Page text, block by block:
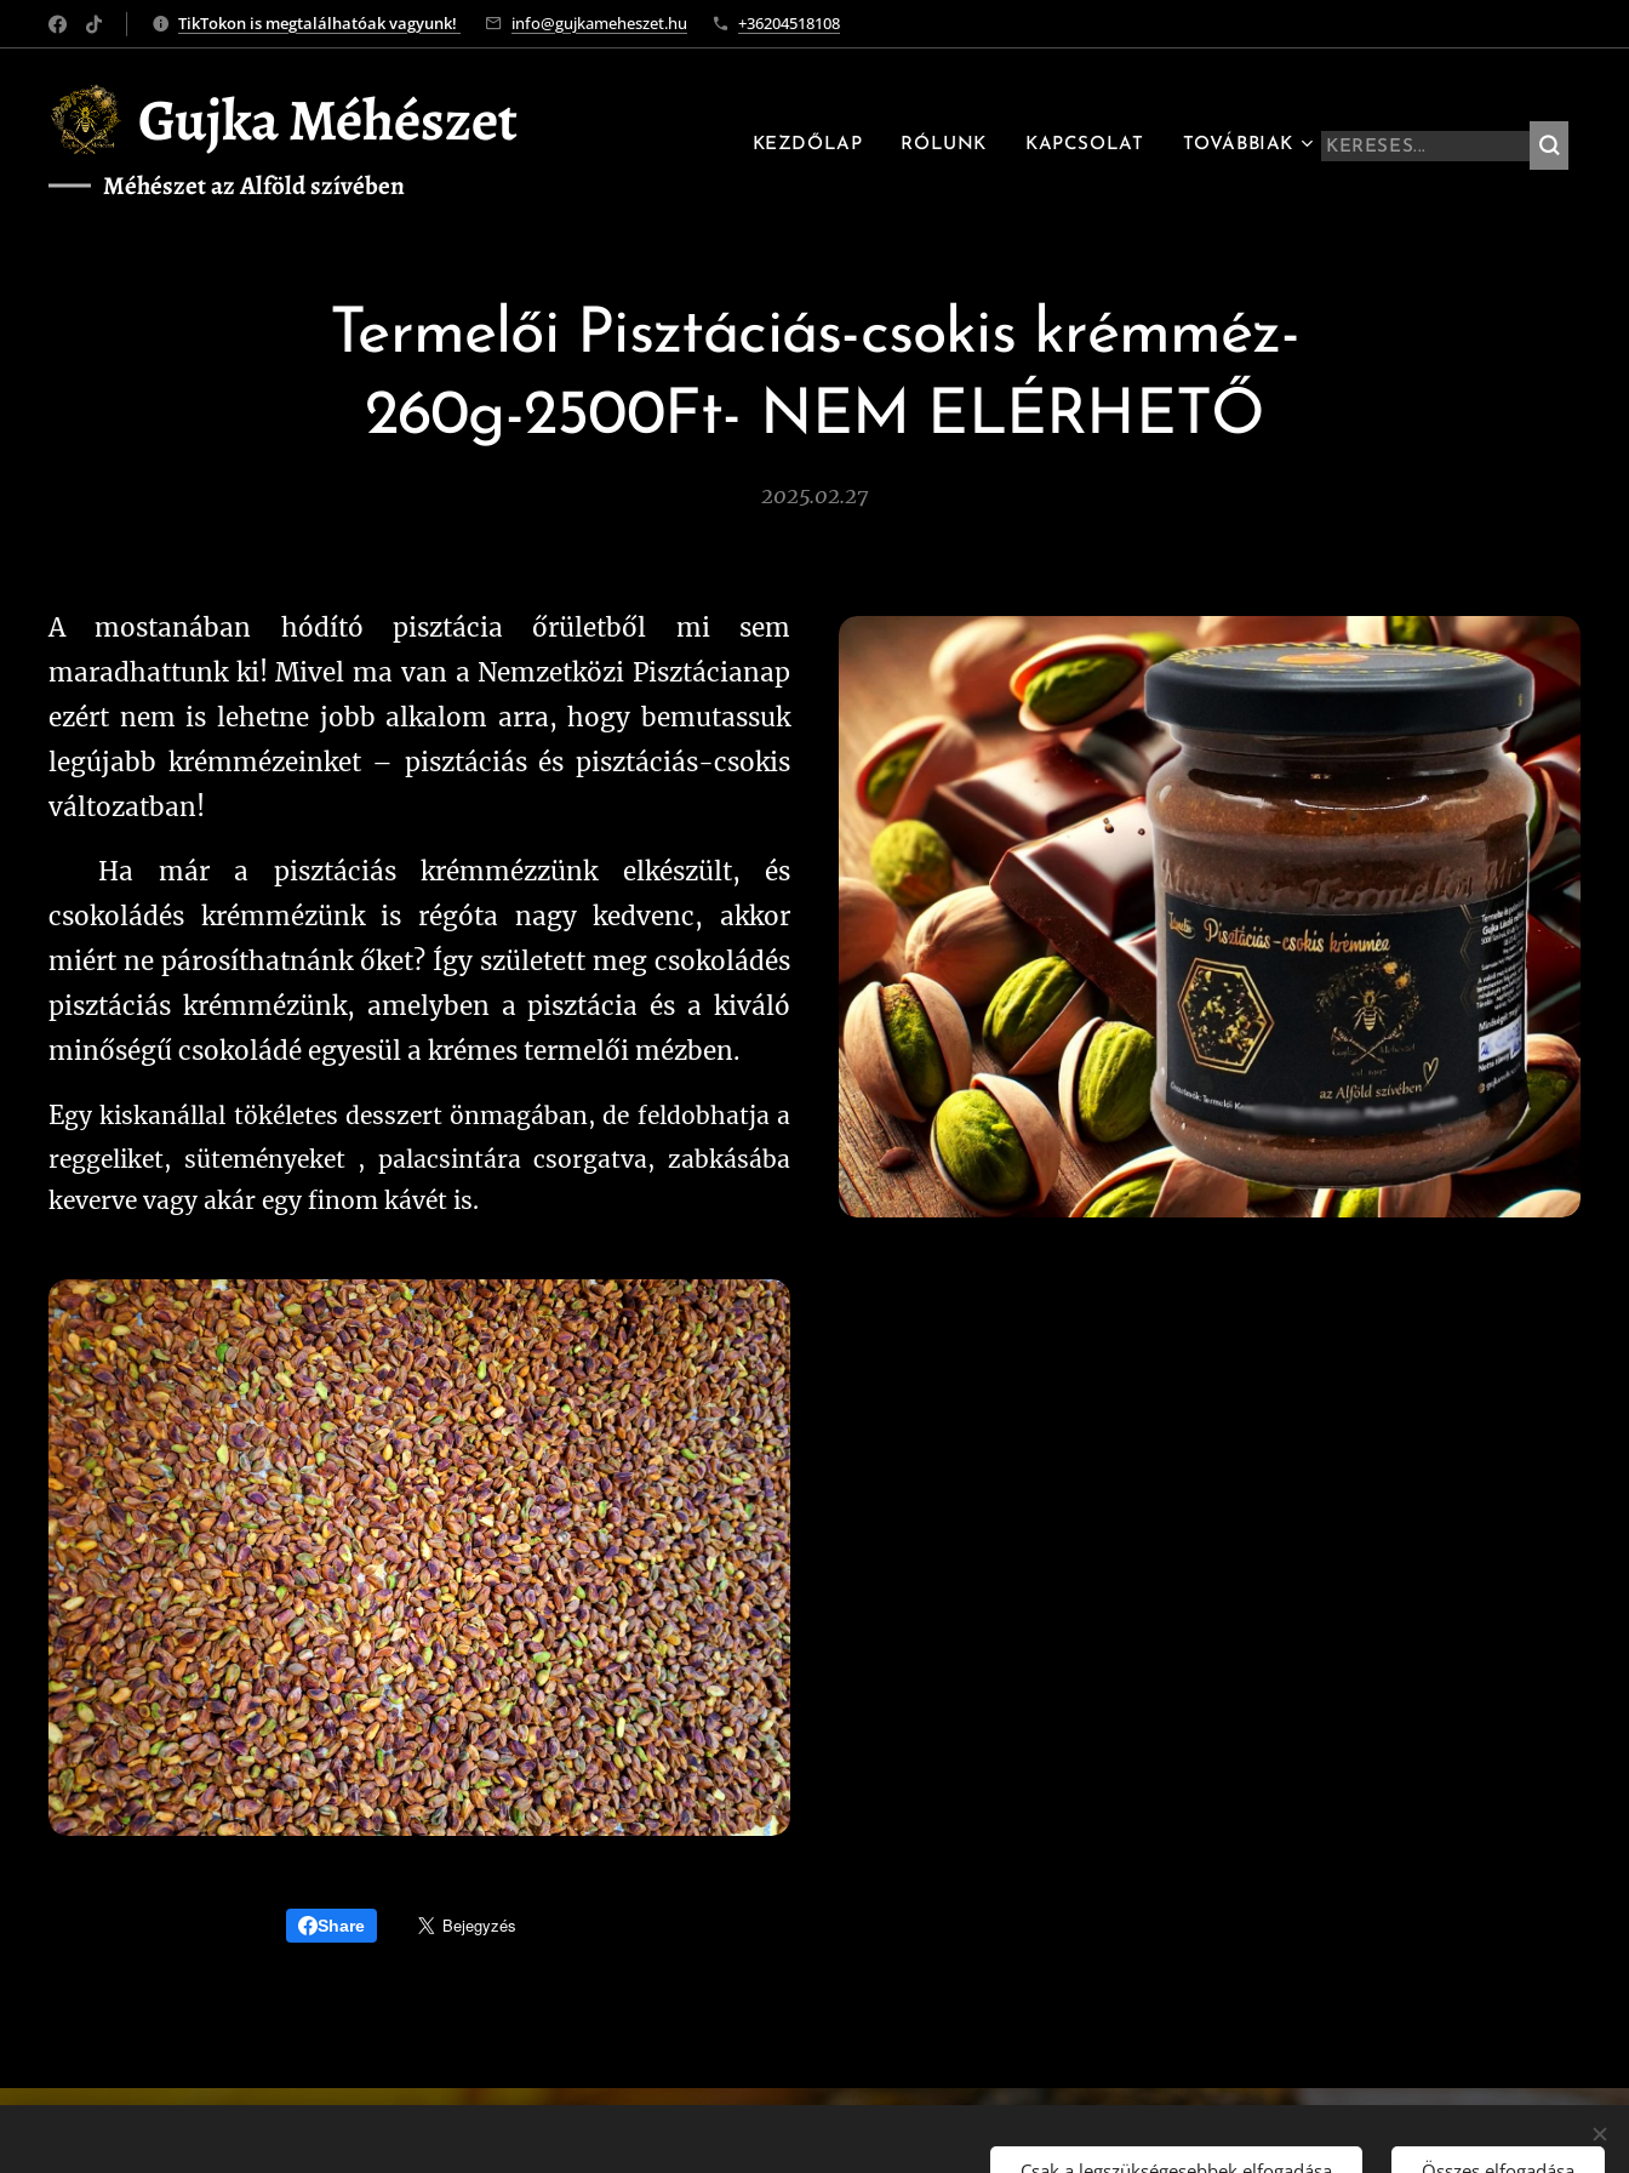
TikTokon is megtalálhatóak vagyunk! info@gujkameheszet.hu +36204518108
Gujka Méhészet
Méhészet az Alföld szívében
KEZDŐLAP RÓLUNK KAPCSOLAT TOVÁBBIAK
Termelői Pisztáciás-csokis krémméz-
260g-2500Ft- NEM ELÉRHETŐ
2025.02.27
A mostanában hódító pisztácia őrületből mi sem
maradhattunk ki! Mivel ma van a Nemzetközi Pisztácianap
ezért nem is lehetne jobb alkalom arra, hogy bemutassuk
legújabb krémmézeinket – pisztáciás és pisztáciás-csokis
változatban! 💚
✅Ha már a pisztáciás krémmézzünk elkészült, és
csokoládés krémmézünk is régóta nagy kedvenc, akkor
miért ne párosíthatnánk őket? Így született meg csokoládés
pisztáciás krémmézünk, amelyben a pisztácia és a kiváló
minőségű csokoládé egyesül a krémes termelői mézben.
Egy kiskanállal tökéletes desszert önmagában, de feldobhatja a
reggeliket, süteményeket , palacsintára csorgatva, zabkásába
keverve vagy akár egy finom kávét is.
Share